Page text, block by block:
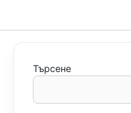
Търсене